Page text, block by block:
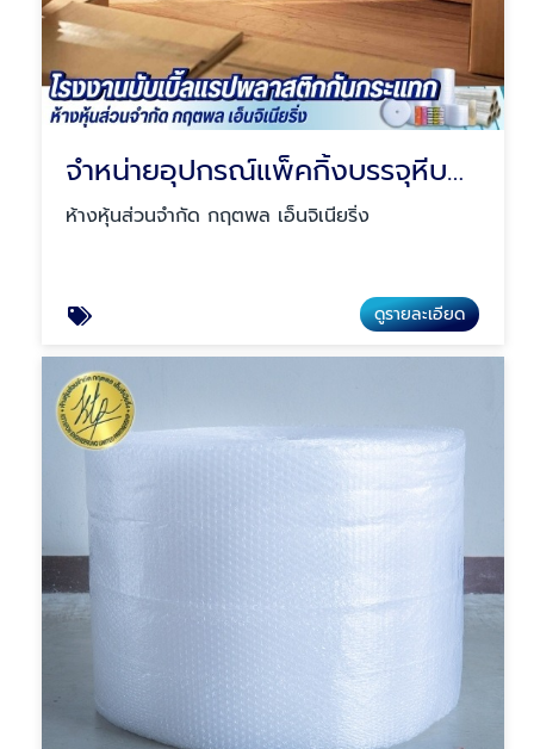
จำหน่ายอุปกรณ์แพ็คกิ้งบรรจุหีบห่อสินค้า
ห้างหุ้นส่วนจำกัด กฤตพล เอ็นจิเนียริ่ง
ดูรายละเอียด